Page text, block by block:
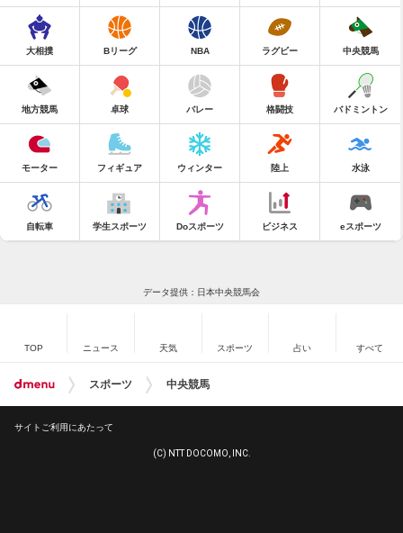
大相撲 Bリーグ NBA ラグビー 中央競馬
地方競馬 卓球 バレー 格闘技 バドミントン
モーター フィギュア ウィンター 陸上 水泳
自転車 学生スポーツ Doスポーツ ビジネス eスポーツ
データ提供：日本中央競馬会
TOP ニュース 天気 スポーツ 占い すべて
スポーツ 中央競馬
サイトご利用にあたって
(C) NTT DOCOMO, INC.